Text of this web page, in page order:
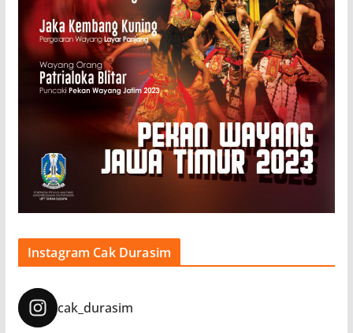
Instagram Cak Durasim
cak_durasim